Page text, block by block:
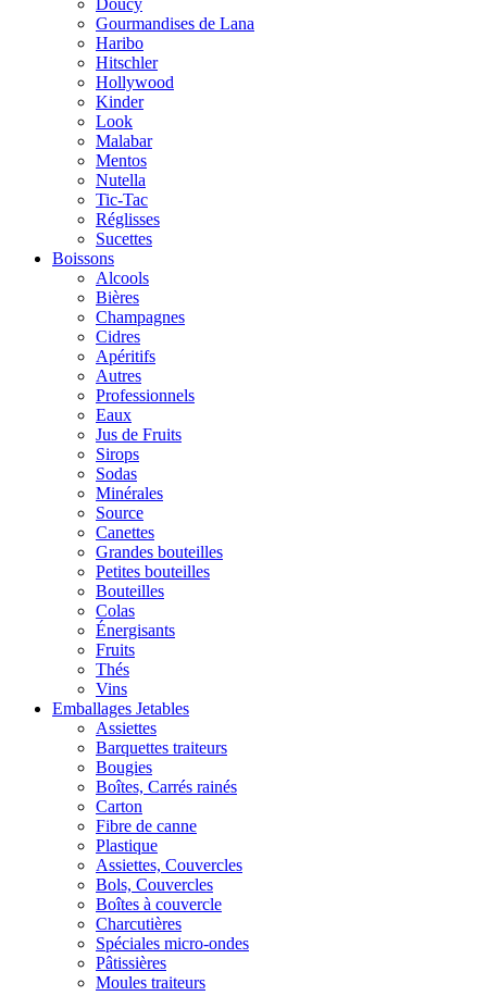
Doucy
Gourmandises de Lana
Haribo
Hitschler
Hollywood
Kinder
Look
Malabar
Mentos
Nutella
Tic-Tac
Réglisses
Sucettes
Boissons
Alcools
Bières
Champagnes
Cidres
Apéritifs
Autres
Professionnels
Eaux
Jus de Fruits
Sirops
Sodas
Minérales
Source
Canettes
Grandes bouteilles
Petites bouteilles
Bouteilles
Colas
Énergisants
Fruits
Thés
Vins
Emballages Jetables
Assiettes
Barquettes traiteurs
Bougies
Boîtes, Carrés rainés
Carton
Fibre de canne
Plastique
Assiettes, Couvercles
Bols, Couvercles
Boîtes à couvercle
Charcutières
Spéciales micro-ondes
Pâtissières
Moules traiteurs